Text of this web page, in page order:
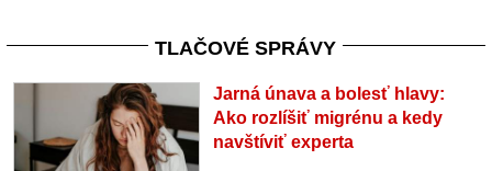
TLAČOVÉ SPRÁVY
Jarná únava a bolesť hlavy:
Ako rozlíšiť migrénu a kedy
navštíviť experta